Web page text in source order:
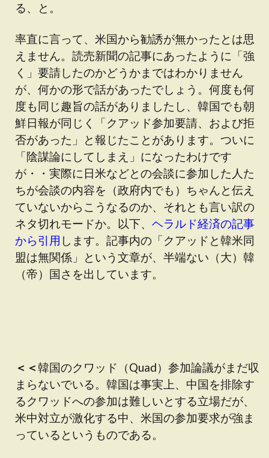
る、と。
率直に言って、米国から勧誘が無かったとは思
えません。読売新聞の記事にあったように「強
く」要請したのかどうかまではわかりません
が、何かの形で話があったでしょう。何度も何
度も同じ趣旨の話がありましたし、韓国でも朝
鮮日報が同じく「クアッド参加要請、および拒
否があった」と報じたことがあります。ついに
「陰謀論にしてしまえ」になったわけです
が・・実際に日米などとの会談に参加した人た
ちが会談の内容を（政府内でも）ちゃんと伝え
ていないからこうなるのか、それとも言い訳の
ネタ切れモードか。以下、 ヘラルド経済の記事
から引用 します。記事内の「クアッドと韓米同
盟は無関係」という文章が、半端ない（大）韓
（帝）国さを出しています。
＜＜韓国のクワッド（Quad）参加論議がまだ収
まらないでいる。韓国は事実上、中国を排除す
るクワッドへの参加は難しいとする立場だが、
米中対立が激化する中、米国の参加要求が強ま
っているというものである。